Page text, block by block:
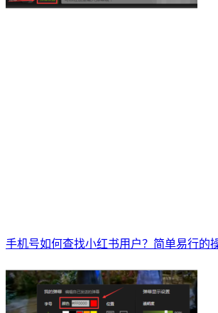
手机号如何查找小红书用户？简单易行的